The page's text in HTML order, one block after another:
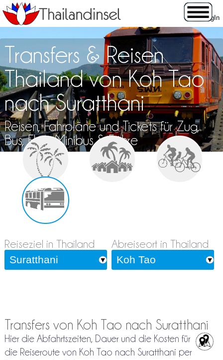
Transfers & Reisen
Thailand von Koh Tao
nach Suratthani
Reisen, Fahrpläne und Tickets für Zug,
Bus, Flug, Minibus & Fähre
Reiseziel in Thailand Abreiseort in Thailand
Transfers von Koh Tao nach Suratthani
Hier die Abfahrtszeiten, Dauer und die Kosten für
die Reiseroute von Koh Tao nach Suratthani per